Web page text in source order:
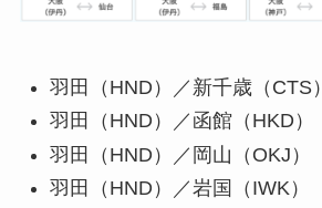
羽田（HND）／新千歳（CTS）
羽田（HND）／函館（HKD）
羽田（HND）／岡山（OKJ）
羽田（HND）／岩国（IWK）